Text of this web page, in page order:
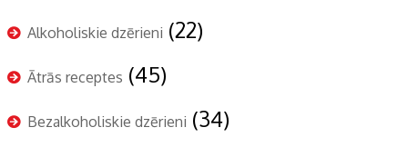
Alkoholiskie dzērieni (22)
Ātrās receptes (45)
Bezalkoholiskie dzērieni (34)